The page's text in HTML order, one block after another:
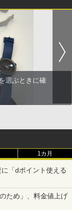
選ぶときに確
1カ月
「dポイント使える
ため」、料金値上げ